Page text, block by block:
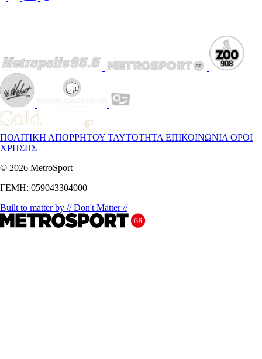
ΠΟΛΙΤΙΚΗ ΑΠΟΡΡΗΤΟΥ ΤΑΥΤΟΤΗΤΑ ΕΠΙΚΟΙΝΩΝΙΑ ΟΡΟΙ
ΧΡΗΣΗΣ
© 2026 MetroSport
ΓΕΜΗ: 059043304000
Built to matter by // Don't Matter //